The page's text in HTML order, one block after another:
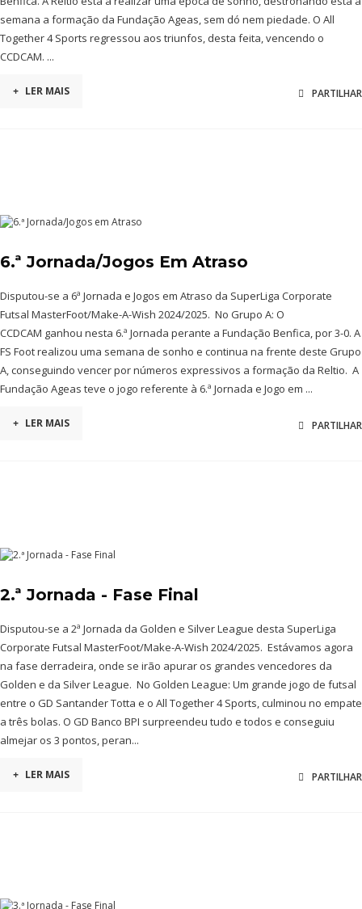
semana a formação da Fundação Ageas, sem dó nem piedade. O All
Together 4 Sports regressou aos triunfos, desta feita, vencendo o
CCDCAM. ...
+ LER MAIS PARTILHAR
6.ª Jornada/Jogos Em Atraso
Disputou-se a 6ª Jornada e Jogos em Atraso da SuperLiga Corporate
Futsal MasterFoot/Make-A-Wish 2024/2025. No Grupo A: O
CCDCAM ganhou nesta 6.ª Jornada perante a Fundação Benfica, por 3-0. A
FS Foot realizou uma semana de sonho e continua na frente deste Grupo
A, conseguindo vencer por números expressivos a formação da Reltio. A
Fundação Ageas teve o jogo referente à 6.ª Jornada e Jogo em ...
+ LER MAIS PARTILHAR
2.ª Jornada - Fase Final
Disputou-se a 2ª Jornada da Golden e Silver League desta SuperLiga
Corporate Futsal MasterFoot/Make-A-Wish 2024/2025. Estávamos agora
na fase derradeira, onde se irão apurar os grandes vencedores da
Golden e da Silver League. No Golden League: Um grande jogo de futsal
entre o GD Santander Totta e o All Together 4 Sports, culminou no empate
a três bolas. O GD Banco BPI surpreendeu tudo e todos e conseguiu
almejar os 3 pontos, peran...
+ LER MAIS PARTILHAR